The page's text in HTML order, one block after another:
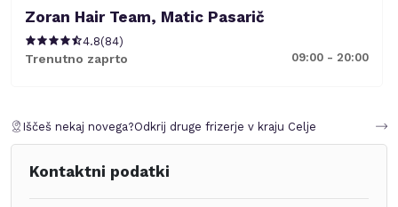
Zoran Hair Team, Matic Pasarič
4.8(84)
Trenutno zaprto 09:00 - 20:00
Iščeš nekaj novega?Odkrij druge frizerje v kraju Celje
Kontaktni podatki